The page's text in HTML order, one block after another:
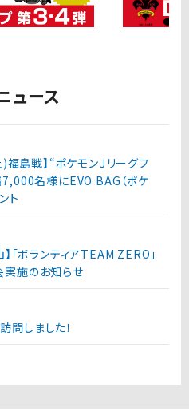
ュース
福島戦】“ポケモンＪリーグフ
名様にEVO BAG（ポケ
ト
「ボランティアTEAM ZERO」
実施のお知らせ
問しました！